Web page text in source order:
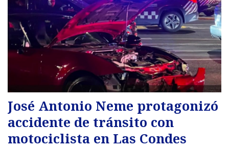
José Antonio Neme protagonizó
accidente de tránsito con
motociclista en Las Condes